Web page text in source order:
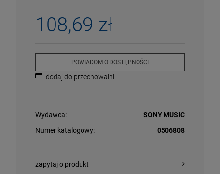
108,69 zł
POWIADOM O DOSTĘPNOŚCI
dodaj do przechowalni
Wydawca:
SONY MUSIC
Numer katalogowy:
0506808
zapytaj o produkt